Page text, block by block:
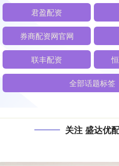
君盈配资
券商配资网官网
联丰配资
全部话题标签
关注 盛达优